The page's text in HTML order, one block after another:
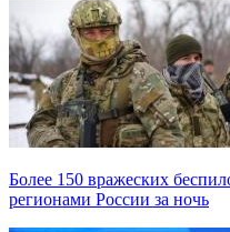
Более 150 вражеских
регионами России за ночь